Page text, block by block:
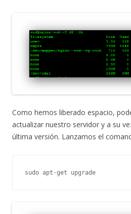
Como hemos liberado espacio,
actualizar nuestro servidor y a su
última versión. Lanzamos el
sudo apt-get upgrade